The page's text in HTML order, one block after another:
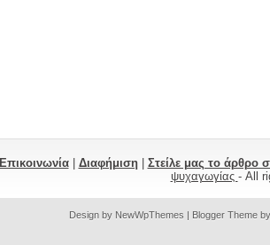
Επικοινωνία| Διαφήμιση| Στείλε μας το άρθρο
ψυχαγωγίας - All
Design by NewWpThemes | Blogger Theme